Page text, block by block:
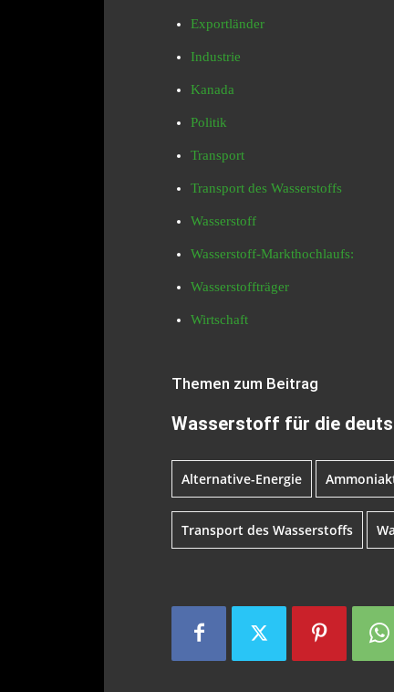
Exportländer
Industrie
Kanada
Politik
Transport
Transport des Wasserstoffs
Wasserstoff
Wasserstoff-Markthochlaufs:
Wasserstoffträger
Wirtschaft
Themen zum Beitrag
Wasserstoff für die
Alternative-Energie
Transport des Wasserstoffs